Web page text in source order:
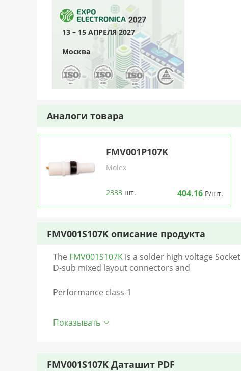
13 – 15 АПРЕЛЯ 2027
Москва
Аналоги товара
FMV001P107K
Molex
2333 шт. 404.16 ₽/шт.
FMV001S107K описание продукта
The FMV001S107K is a solder high voltage
D-sub mixed layout connectors and
Performance class-1
Показывать
FMV001S107K Даташит PDF